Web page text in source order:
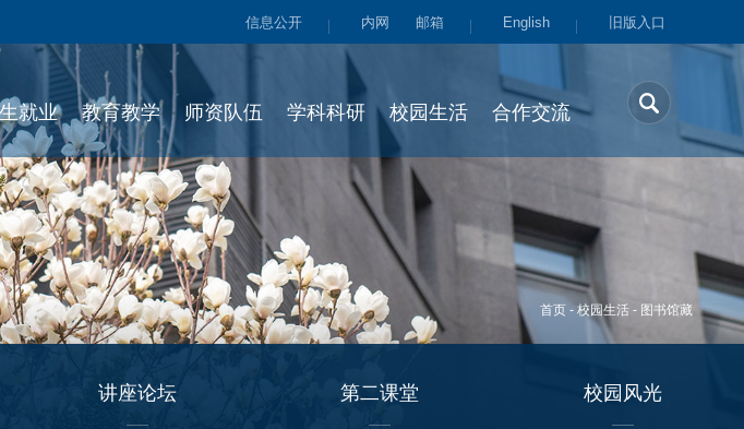
信息公开 内网 邮箱 English 旧版入口
就业 教育教学 师资队伍 学科科研 校园生活 合作交流
首页 -校园生活 - 图书馆藏
讲座论坛 第二课堂 校园风光